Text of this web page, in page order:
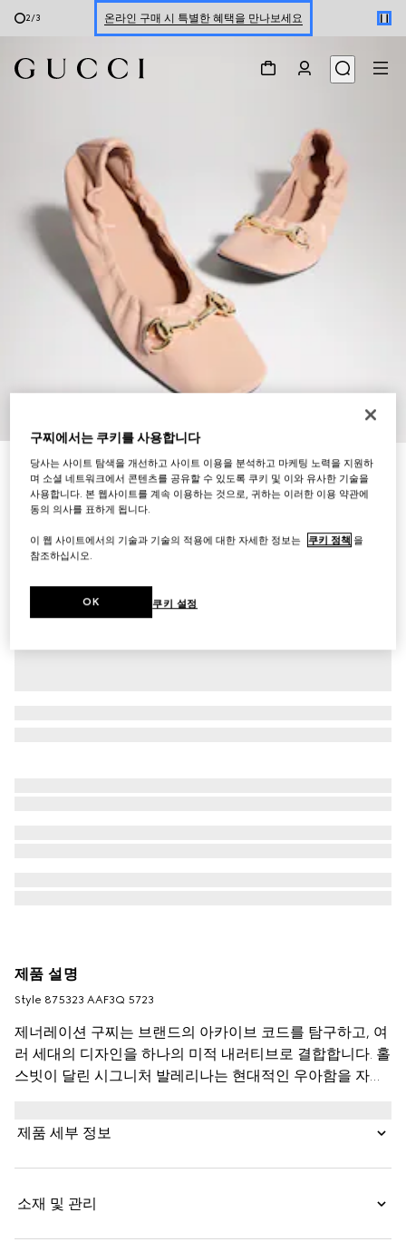
2/3 온라인 구매 시 특별한 혜택을 만나보세요
8
[프리마] 발레리나
₩980,000
다른 스타일핑크 베이지 레더
제품 설명
Style ‎875323 AAF3Q 5723
제너레이션 구찌는 브랜드의 아카이브 코드를 탐구하고, 여
러 세대의 디자인을 하나의 미적 내러티브로 결합합니다. 홀
스빗이 달린 시그니처 발레리나는 현대적인 우아함을 자아
징으로 하며, 승마에서 영감을 받은 하드웨어로 완성됩니다.
제품 세부 정보
소재 및 관리
구찌에서는 쿠키를 사용합니다
당사는 사이트 탐색을 개선하고 사이트 이용을 분석하고 마케팅 노력을 지원하
며 소셜 네트워크에서 콘텐츠를 공유할 수 있도록 쿠키 및 이와 유사한 기술을
사용합니다. 본 웹사이트를 계속 이용하는 것으로, 귀하는 이러한 이용 약관에
동의 의사를 표하게 됩니다.
이 웹 사이트에서의 기술과 기술의 적용에 대한 자세한 정보는 쿠키 정책 을
참조하십시오.
쿠키 설정
OK